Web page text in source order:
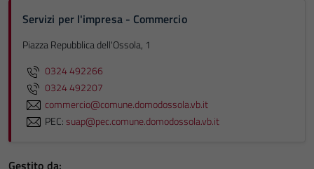
Servizi per l'impresa - Commercio
Piazza Repubblica dell'Ossola, 1
0324 492266
0324 492207
commercio@comune.domodossola.vb.it
PEC:suap@pec.comune.domodossola.vb.it
Gestito da: